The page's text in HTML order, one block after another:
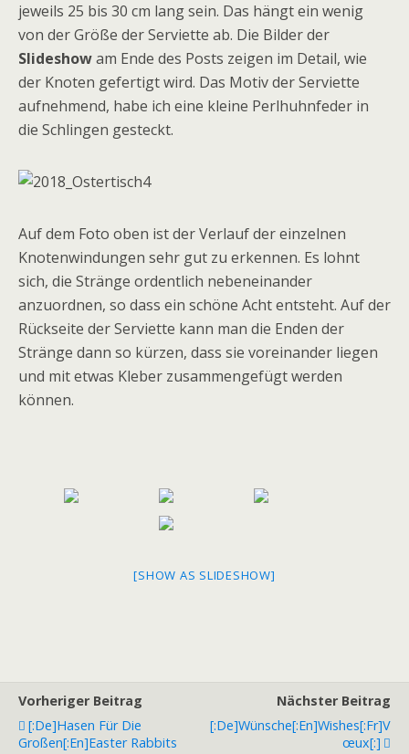
jeweils 25 bis 30 cm lang sein. Das hängt ein wenig
von der Größe der Serviette ab. Die Bilder der
Slideshowam Ende des Posts zeigen im Detail, wie
der Knoten gefertigt wird. Das Motiv der Serviette
aufnehmend, habe ich eine kleine Perlhuhnfeder in
die Schlingen gesteckt.
Auf dem Foto oben ist der Verlauf der einzelnen
Knotenwindungen sehr gut zu erkennen. Es lohnt
sich, die Stränge ordentlich nebeneinander
anzuordnen, so dass ein schöne Acht entsteht. Auf der
Rückseite der Serviette kann man die Enden der
Stränge dann so kürzen, dass sie voreinander liegen
und mit etwas Kleber zusammengefügt werden
können.
[SHOW AS SLIDESHOW]
Vorheriger Beitrag
[:de]Hasen Für Die
Großen[:en]Easter Rabbits
Nächster Beitrag
[:de]Wünsche[:en]Wishes[:fr]V
Œux[:]